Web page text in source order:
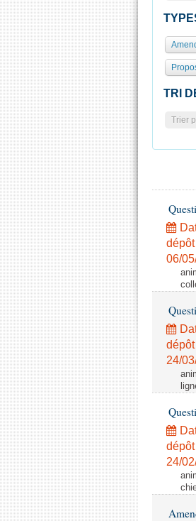
TRI
Trier
dépôt
06/
dépôt
24/
dépôt
24/